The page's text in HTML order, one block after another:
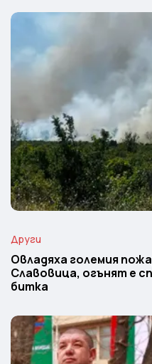
Други
Овладяха големия
Славовица, огънят е
битка